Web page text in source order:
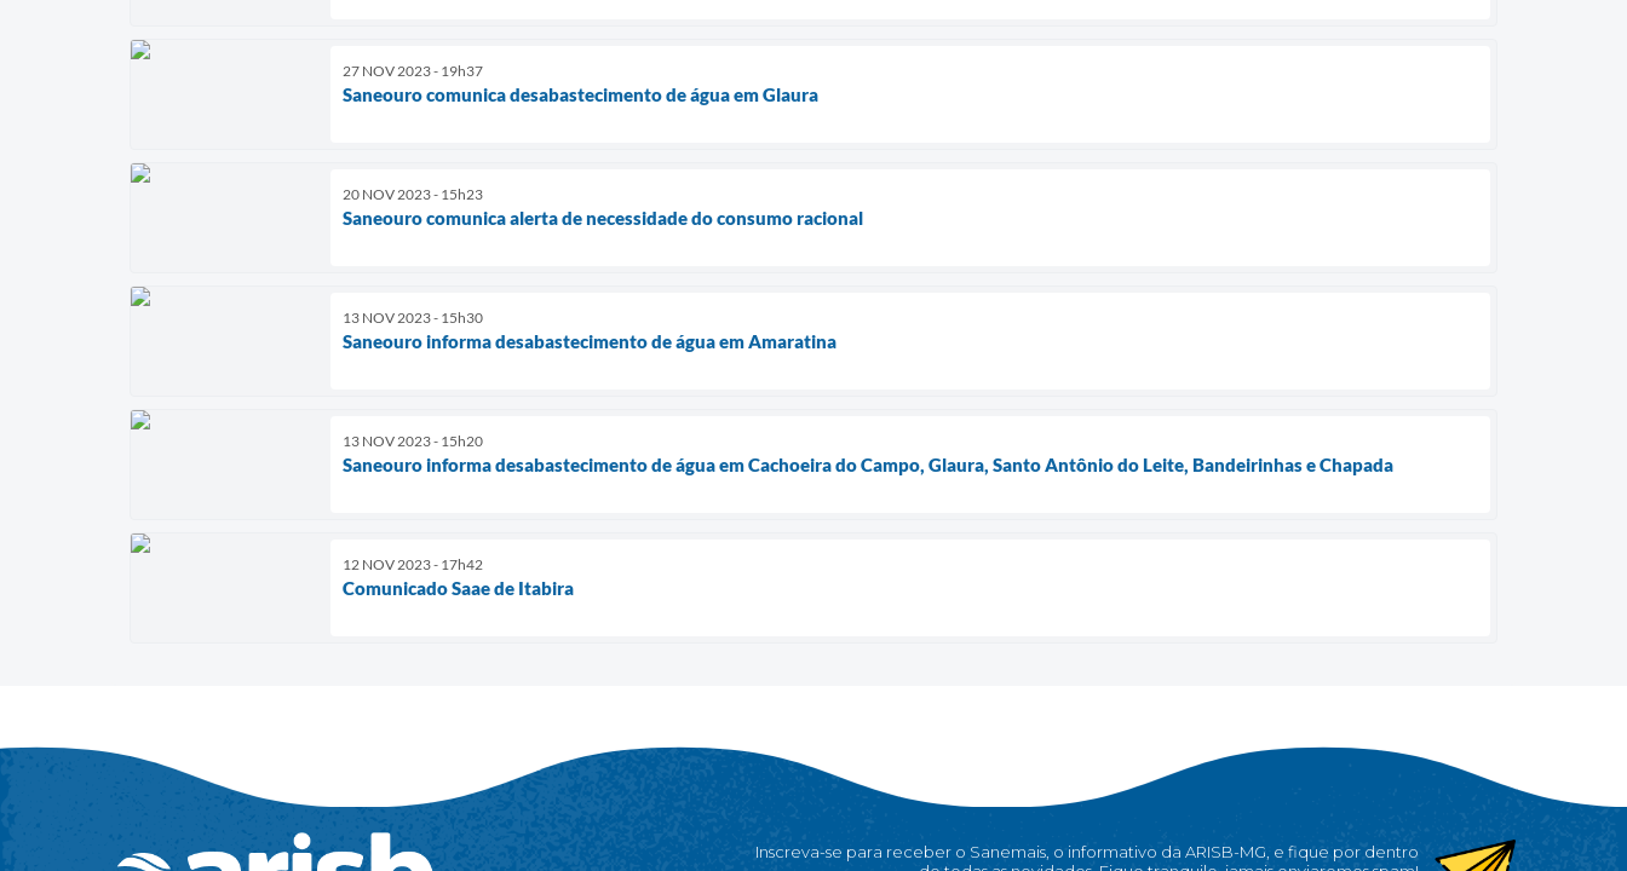
27 NOV 2023 - 19h37
Saneouro comunica desabastecimento de água em Glaura
20 NOV 2023 - 15h23
Saneouro comunica alerta de necessidade do consumo racional
13 NOV 2023 - 15h30
Saneouro informa desabastecimento de água em Amaratina
13 NOV 2023 - 15h20
Saneouro informa desabastecimento de água em Cachoeira do Campo, Glaura, Santo Antônio do Leite, Bandeirinhas e Chapada
12 NOV 2023 - 17h42
Comunicado Saae de Itabira
Inscreva-se para receber o Sanemais, o informativo da ARISB-MG, e fique por dentro